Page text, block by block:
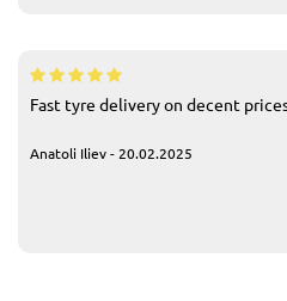
Fast tyre delivery on decent
Anatoli Iliev - 20.02.2025